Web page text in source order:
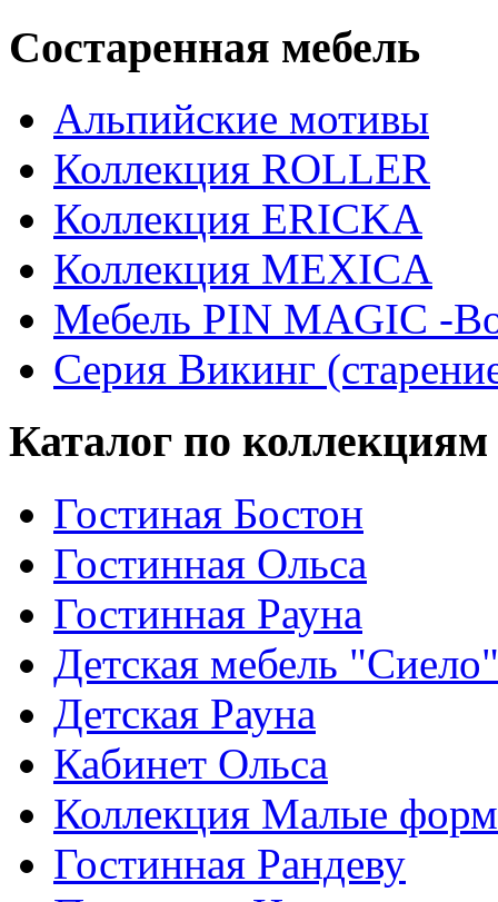
Состаренная мебель
Альпийские мотивы
Коллекция ROLLER
Коллекция ERICKA
Коллекция MEXICA
Мебель PIN MAGIС -
Серия Викинг
Каталог по коллекциям
Гостиная Бостон
Гостинная Ольса
Гостинная Рауна
Детская мебель "Сиело"
Детская Рауна
Кабинет Ольса
Коллекция Малые
Гостинная Рандеву